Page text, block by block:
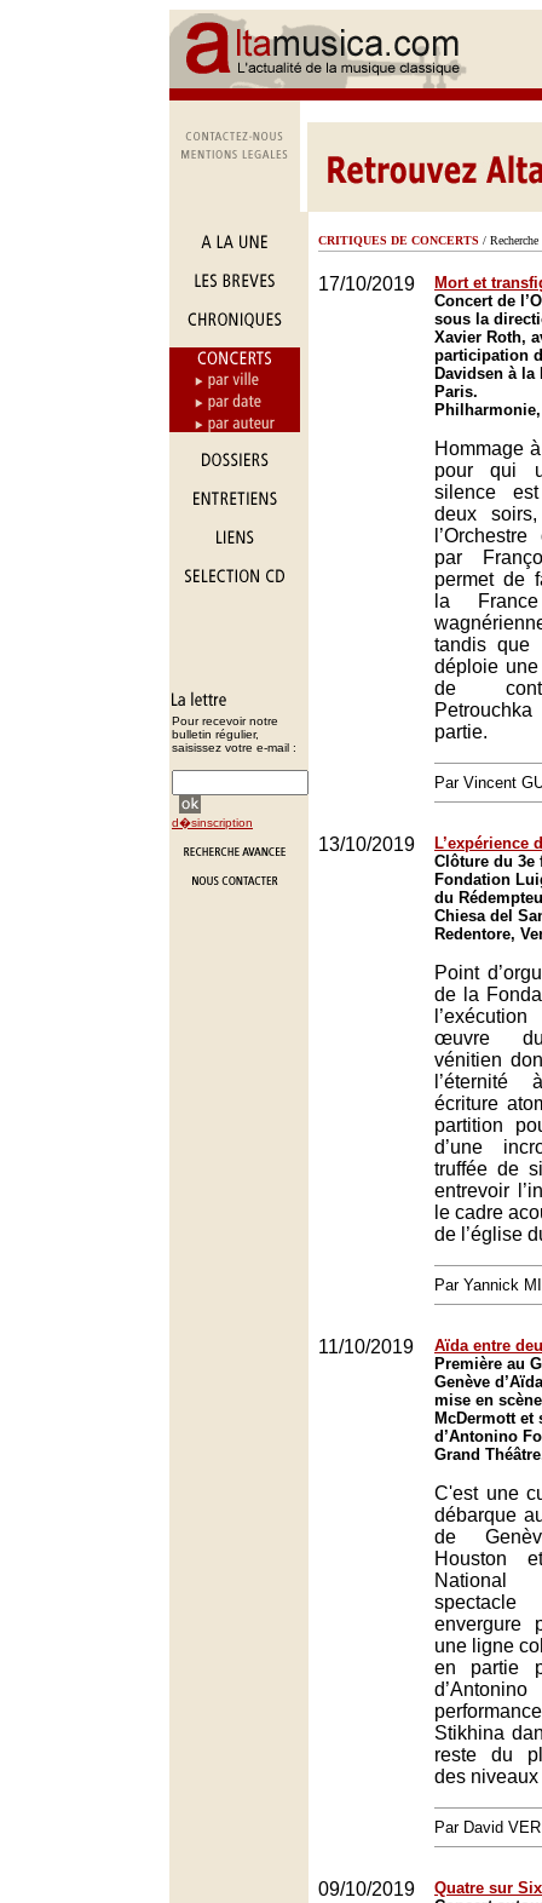
Pour recevoir notre
bulletin régulier,
saisissez votre e-mail :
d�sinscription
CRITIQUES DE CONCERTS / Recherche
17/10/2019
Mort et
Concert de
sous la
Xavier Roth,
participation
Davidsen à
Paris.
Hommage
pour qui
silence
deux
par
permet de
la
tandis que
déploie
de
partie.
Par Vincent
13/10/2019
L’expérience
Clôture du 3e
Fondation
du
Chiesa del
Redentore,
Point
de la
œuvre du
vénitien
écriture
partition
d’une
truffée de
entrevoir
le cadre
de l’église
Par Yannick
11/10/2019
Aïda entre
Première au
Genève
mise en
McDermott
d’Antonino
Grand
C'est une
débarque
de
Houston
envergure
une ligne
en partie
Stikhina
reste du
des niveaux
Par David
09/10/2019
Quatre sur Six